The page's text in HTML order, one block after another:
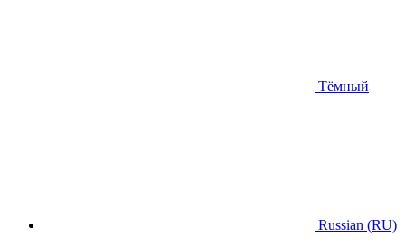
Тёмный
Russian (RU)